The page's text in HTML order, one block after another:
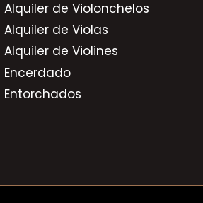
Alquiler de Violonchelos
Alquiler de Violas
Alquiler de Violines
Encerdado
Entorchados